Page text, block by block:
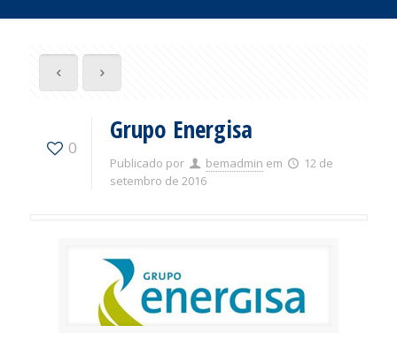
0
Grupo Energisa
Publicado por bemadmin em
12 de
setembro de 2016